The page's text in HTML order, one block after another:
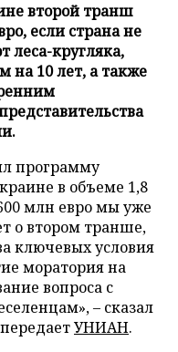
второй транш
если страна не
леса-кругляка,
на 10 лет, а также
программу
в объеме 1,8
млн евро мы уже
о втором транше,
ключевых условия
моратория на
вопроса с
– сказал
УНИАН.